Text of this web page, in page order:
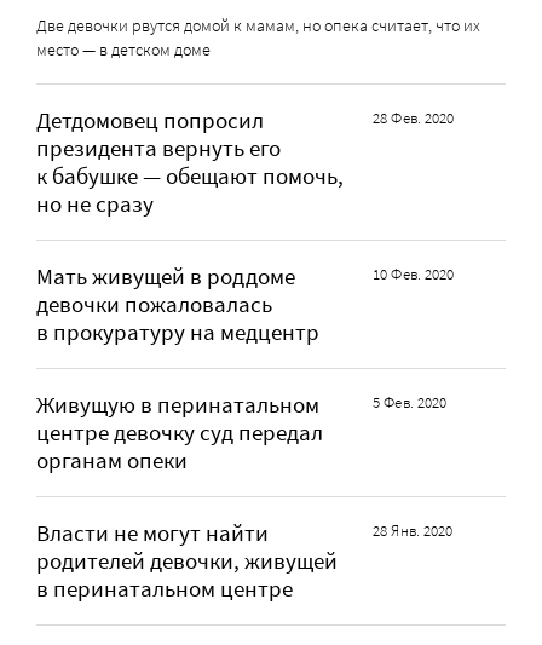
Две девочки рвутся домой к мамам, но опека считает, что их
место — в детском доме
Детдомовец попросил
президента вернуть его
к бабушке — обещают помочь,
но не сразу
28 Фев. 2020
Мать живущей в роддоме
девочки пожаловалась
в прокуратуру на медцентр
10 Фев. 2020
Живущую в перинатальном
центре девочку суд передал
органам опеки
5 Фев. 2020
Власти не могут найти
родителей девочки, живущей
в перинатальном центре
28 Янв. 2020